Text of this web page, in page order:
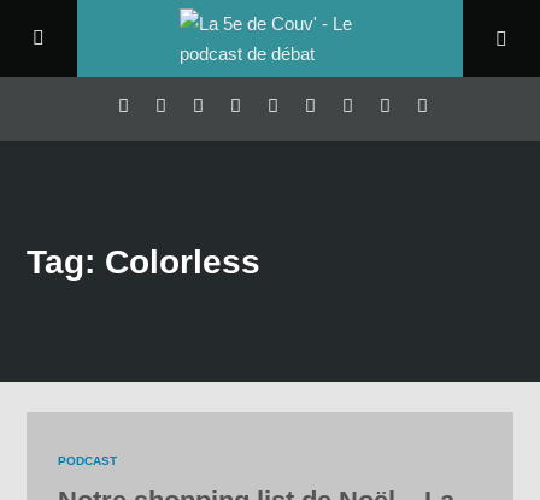
Tag: Colorless
PODCAST